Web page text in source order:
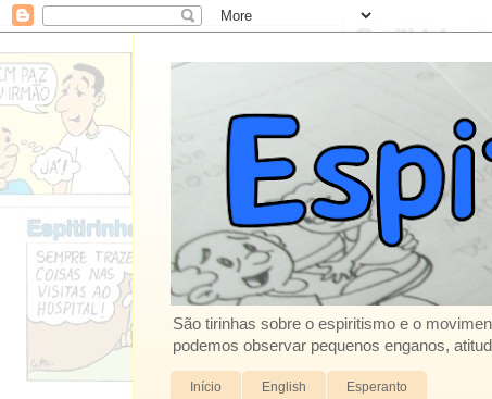
São tirinhas sobre o espiritismo e o
podemos observar pequenos enganos,
Início English Esperanto